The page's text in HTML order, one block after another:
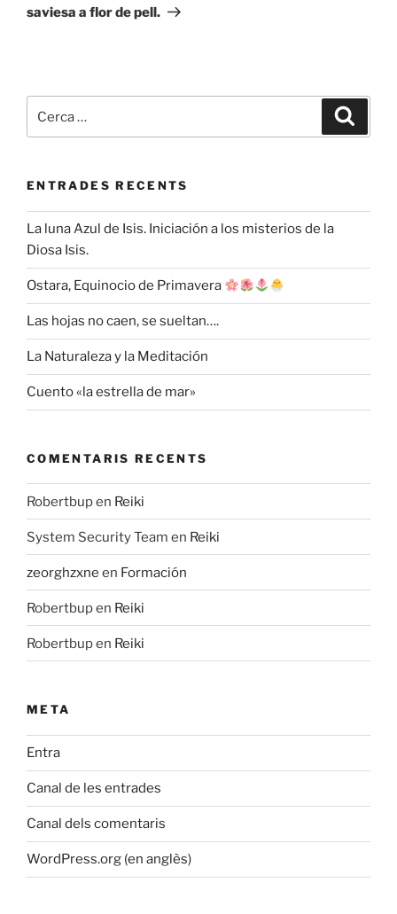
saviesa a flor de pell.
ENTRADES RECENTS
La luna Azul de Isis. Iniciación a los misterios de la
Diosa Isis.
Ostara, Equinocio de Primavera
Las hojas no caen, se sueltan….
La Naturaleza y la Meditación
Cuento «la estrella de mar»
COMENTARIS RECENTS
Robertbupen Reiki
System Security Team en Reiki
zeorghzxne en Formación
Robertbupen Reiki
Robertbupen Reiki
META
Entra
Canal de les entrades
Canal dels comentaris
WordPress.org (en anglès)